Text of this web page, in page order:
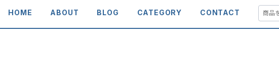
HOME ABOUT BLOG CATEGORY CONTACT